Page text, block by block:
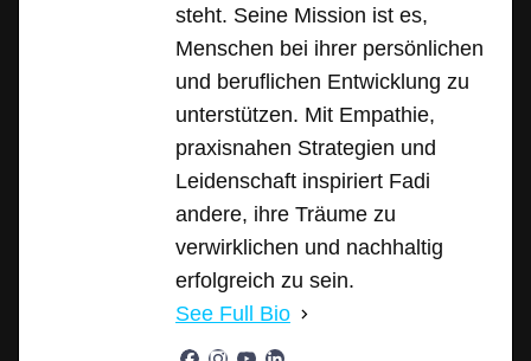
steht. Seine Mission ist es,
Menschen bei ihrer persönlichen
und beruflichen Entwicklung zu
unterstützen. Mit Empathie,
praxisnahen Strategien und
Leidenschaft inspiriert Fadi
andere, ihre Träume zu
verwirklichen und nachhaltig
erfolgreich zu sein.
See Full Bio